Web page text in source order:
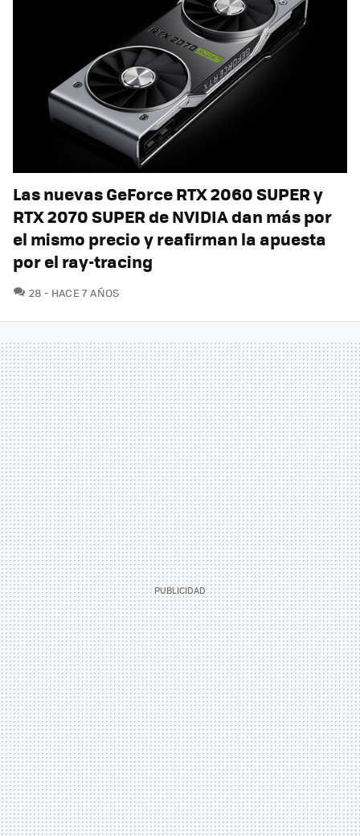
Las nuevas GeForce RTX 2060 SUPER y
RTX 2070 SUPER de NVIDIA dan más por
el mismo precio y reafirman la apuesta
por el ray-tracing
28 COMENTARIOS
HACE 7 AÑOS